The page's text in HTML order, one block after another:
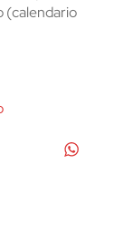
(calendario